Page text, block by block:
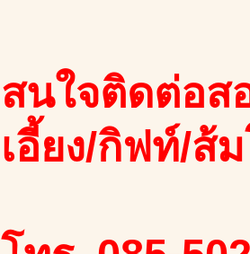
สนใจติดต่อส
เอี้ยง/กิฟท์/ส้